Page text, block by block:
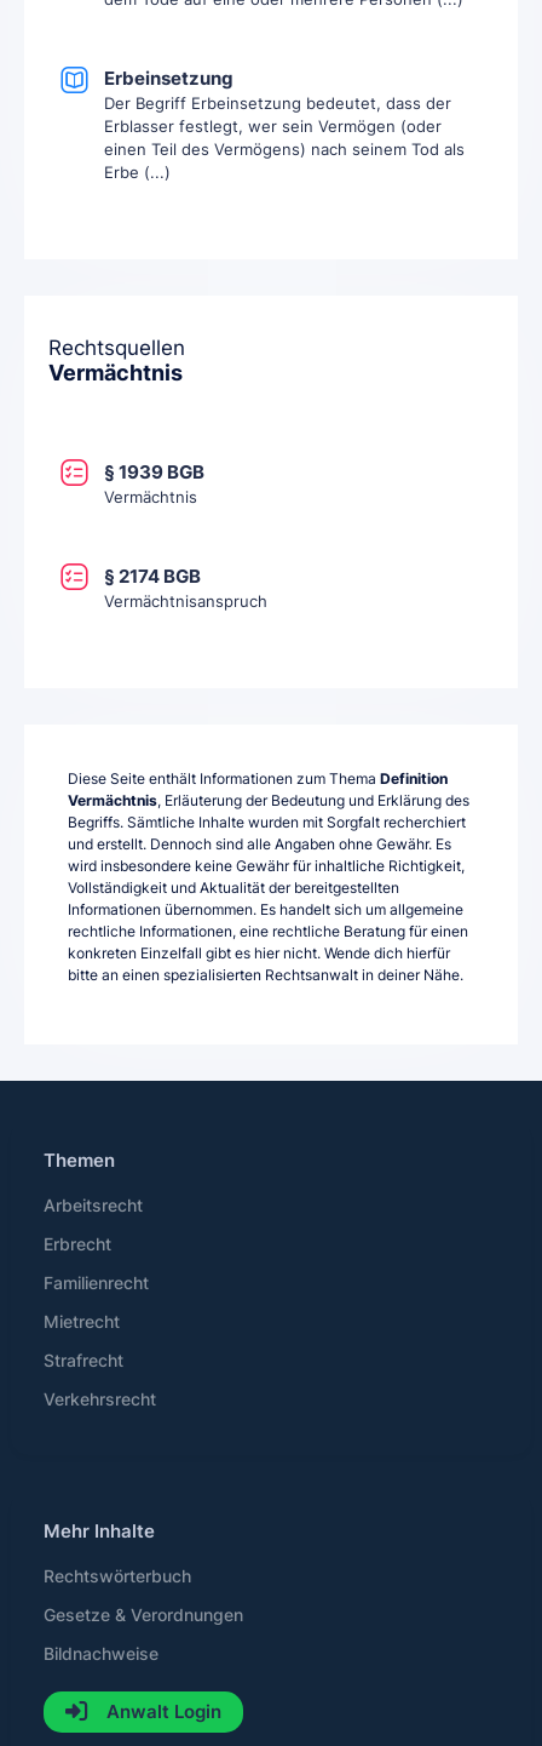
Erbeinsetzung
Der Begriff Erbeinsetzung bedeutet, dass der
Erblasser festlegt, wer sein Vermögen (oder
einen Teil des Vermögens) nach seinem Tod als
Erbe (...)
Rechtsquellen
Vermächtnis
§ 1939 BGB
Vermächtnis
§ 2174 BGB
Vermächtnisanspruch
Diese Seite enthält Informationen zum Thema Definition
Vermächtnis, Erläuterung der Bedeutung und Erklärung des
Begriffs. Sämtliche Inhalte wurden mit Sorgfalt recherchiert
und erstellt. Dennoch sind alle Angaben ohne Gewähr. Es
wird insbesondere keine Gewähr für inhaltliche Richtigkeit,
Vollständigkeit und Aktualität der bereitgestellten
Informationen übernommen. Es handelt sich um allgemeine
rechtliche Informationen, eine rechtliche Beratung für einen
konkreten Einzelfall gibt es hier nicht. Wende dich hierfür
bitte an einen spezialisierten Rechtsanwalt in deiner Nähe.
Themen
Arbeitsrecht
Erbrecht
Familienrecht
Mietrecht
Strafrecht
Verkehrsrecht
Mehr Inhalte
Rechtswörterbuch
Gesetze & Verordnungen
Bildnachweise
Anwalt Login